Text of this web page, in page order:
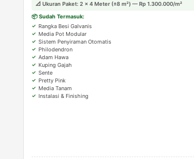
penyiraman otomatis agar tanaman tetap terjaga.
📐 Ukuran Paket: 2 × 4 Meter (±8 m²) — Rp 1.300.000/m²
📦 Sudah Termasuk:
Rangka Besi Galvanis
Media Pot Modular
Sistem Penyiraman Otomatis
Philodendron
Adam Hawa
Kuping Gajah
Sente
Pretty Pink
Media Tanam
Instalasi & Finishing